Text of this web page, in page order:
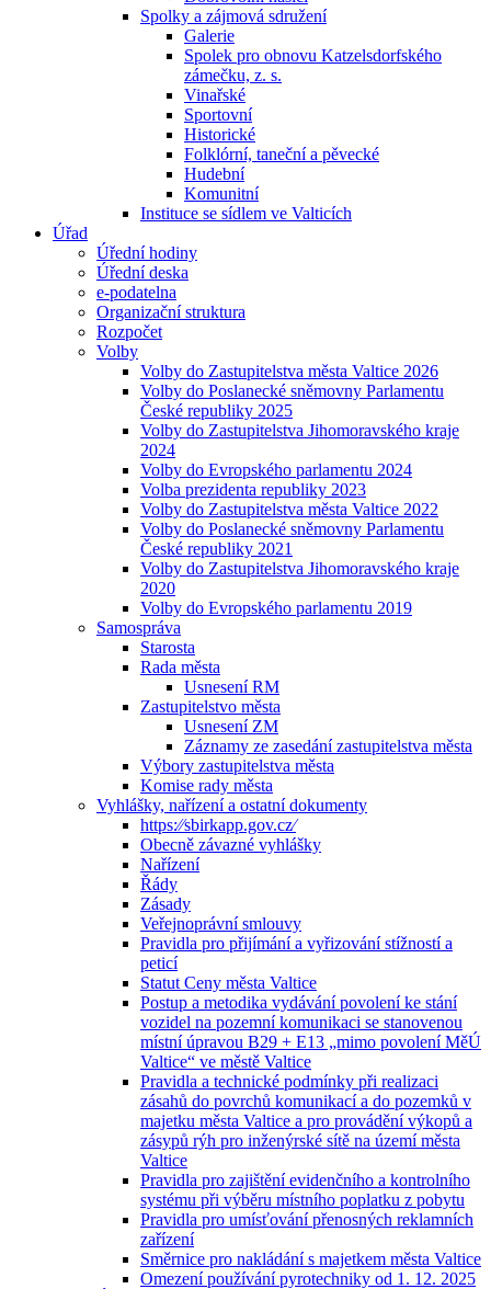
Spolky a zájmová sdružení
Galerie
Spolek pro obnovu Katzelsdorfského
zámečku, z. s.
Vinařské
Sportovní
Historické
Folklórní, taneční a pěvecké
Hudební
Komunitní
Instituce se sídlem ve Valticích
Úřad
Úřední hodiny
Úřední deska
e-podatelna
Organizační struktura
Rozpočet
Volby
Volby do Zastupitelstva města Valtice 2026
Volby do Poslanecké sněmovny Parlamentu
České republiky 2025
Volby do Zastupitelstva Jihomoravského kraje
2024
Volby do Evropského parlamentu 2024
Volba prezidenta republiky 2023
Volby do Zastupitelstva města Valtice 2022
Volby do Poslanecké sněmovny Parlamentu
České republiky 2021
Volby do Zastupitelstva Jihomoravského kraje
2020
Volby do Evropského parlamentu 2019
Samospráva
Starosta
Rada města
Usnesení RM
Zastupitelstvo města
Usnesení ZM
Záznamy ze zasedání zastupitelstva města
Výbory zastupitelstva města
Komise rady města
Vyhlášky, nařízení a ostatní dokumenty
https:⁄⁄sbirkapp.gov.cz⁄
Obecně závazné vyhlášky
Nařízení
Řády
Zásady
Veřejnoprávní smlouvy
Pravidla pro přijímání a vyřizování stížností a
peticí
Statut Ceny města Valtice
Postup a metodika vydávání povolení ke stání
vozidel na pozemní komunikaci se stanovenou
místní úpravou B29 + E13 „mimo povolení MěÚ
Valtice“ ve městě Valtice
Pravidla a technické podmínky při realizaci
zásahů do povrchů komunikací a do pozemků v
majetku města Valtice a pro provádění výkopů a
zásypů rýh pro inženýrské sítě na území města
Valtice
Pravidla pro zajištění evidenčního a kontrolního
systému při výběru místního poplatku z pobytu
Pravidla pro umísťování přenosných reklamních
zařízení
Směrnice pro nakládání s majetkem města Valtice
Omezení používání pyrotechniky od 1. 12. 2025